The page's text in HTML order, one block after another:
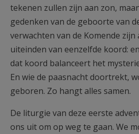
tekenen zullen zijn aan zon,
gedenken van de geboorte van
verwachten van de Komende zijn
uiteinden van eenzelfde koord:
dat koord balanceert het
En wie de paasnacht doortrekt,
geboren. Zo hangt alles samen.
De liturgie van deze eerste
ons uit om op weg te gaan. We